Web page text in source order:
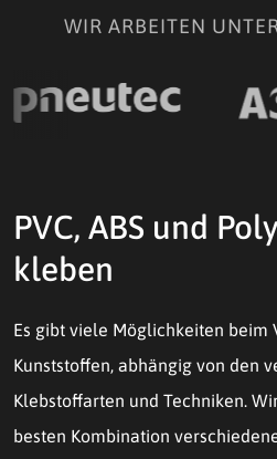
WIR ARBEITEN
PVC, ABS und
kleben
Es gibt viele Möglichkeiten beim
Kunststoffen, abhängig von den
Klebstoffarten und Techniken.
besten Kombination